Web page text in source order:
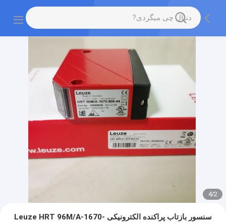
2
/
4
سنسور بازتاب پراکنده الکترونیکی Leuze HRT 96M/A-1670-